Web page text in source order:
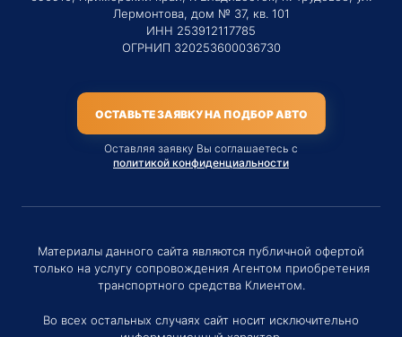
Лермонтова, дом № 37, кв. 101
ИНН 253912117785
ОГРНИП 320253600036730
ОСТАВЬТЕ ЗАЯВКУ НА ПОДБОР АВТО
Оставляя заявку Вы соглашаетесь с
политикой конфиденциальности
Материалы данного сайта являются публичной офертой
только на услугу сопровождения Агентом приобретения
транспортного средства Клиентом.
Во всех остальных случаях сайт носит исключительно